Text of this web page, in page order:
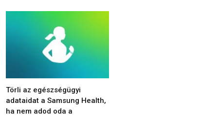
Törli az egészségügyi
adataidat a Samsung Health,
ha nem adod oda a